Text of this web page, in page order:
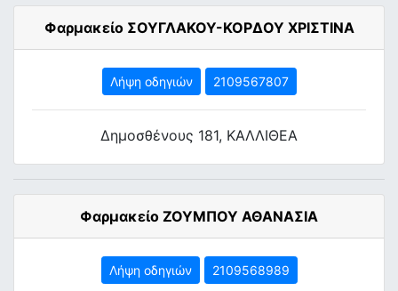
Φαρμακείο ΣΟΥΓΛΑΚΟΥ-ΚΟΡΔΟΥ ΧΡΙΣΤΙΝΑ
Λήψη οδηγιών 2109567807
Δημοσθένους 181, ΚΑΛΛΙΘΕΑ
Φαρμακείο ΖΟΥΜΠΟΥ ΑΘΑΝΑΣΙΑ
Λήψη οδηγιών 2109568989